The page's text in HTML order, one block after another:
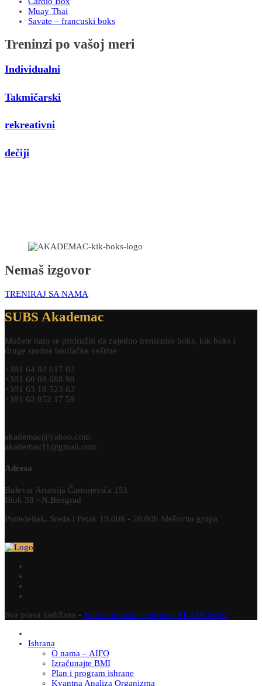
Muay Thai
Savate – francuski boks
Treninzi po vašoj meri
Individualni
Takmičarski
rekreativni
dečiji
Nemaš izgovor
TRENIRAJ SA NAMA
SUBS Akademac
Možete nam se pridružiti da zajedno treniramo boks, kik boks i
druge srodne borilačke veštine
+381 64 02 617 02
+381 60 08 688 98
+381 63 18 523 62
+381 62 852 17 59
akademac@yahoo.com
akademac11@gmail.com
Adresa
Bulevar Arsenija Čarnojevića 151
Blok 38 - N.Beograd
Ponedeljak, Sreda i Petak 19.00h - 20.00h Mešovita grupa
Sva prava zadržana - Klub borilačkih sportova AKADEMAC
Ishrana
O nama – AIFO
Izračunajte BMI
Plan i program ishrane
Kvantna Analiza Organizma